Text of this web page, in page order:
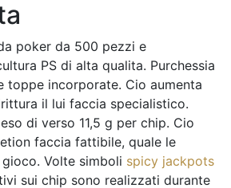
poker da 500 pezzi e
PS di alta qualita. Purchessia
toppe incorporate. Cio aumenta
il lui faccia specialistico.
di verso 11,5 g per chip. Cio
faccia fattibile, quale le
Volte simboli spicy jackpots
sui chip sono realizzati durante